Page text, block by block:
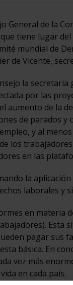
General de la
tiene lugar
mundial de
de Vicente,
la secretaria
por las
aumento de la
de parados
y al
los
en las
la
laborales y
en materia
Esta
pagar sus
básica. En
vez más
en cada país.